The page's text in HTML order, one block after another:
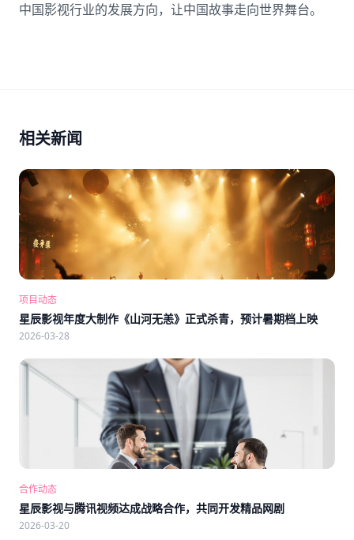
中国影视行业的发展方向，让中国故事走向世界舞台。
相关新闻
项目动态
星辰影视年度大制作《山河无恙》正式杀青，预计暑期档上映
2026-03-28
合作动态
星辰影视与腾讯视频达成战略合作，共同开发精品网剧
2026-03-20